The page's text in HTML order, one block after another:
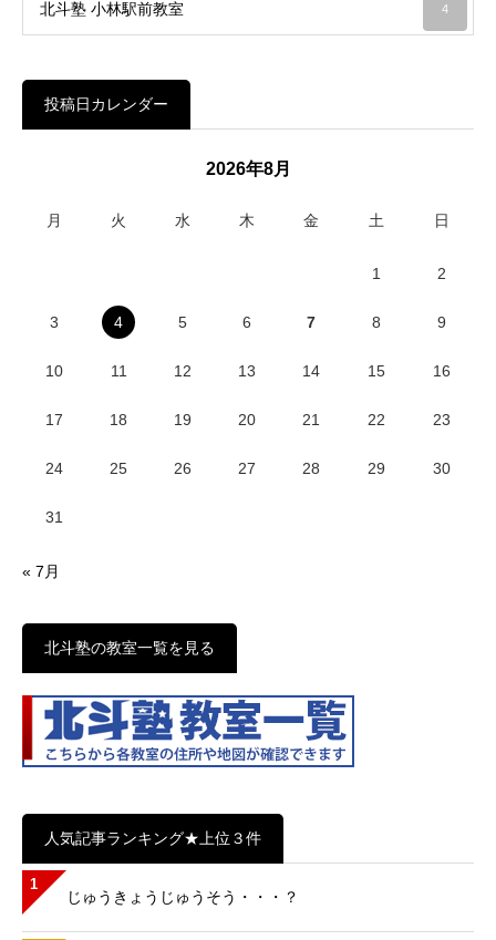
北斗塾 小林駅前教室 4
投稿日カレンダー
2026年8月
月 火 水 木 金 土 日
1 2
3 4 5 6 7 8 9
10 11 12 13 14 15 16
17 18 19 20 21 22 23
24 25 26 27 28 29 30
31
« 7月
北斗塾の教室一覧を見る
人気記事ランキング★上位３件
1
じゅうきょうじゅうそう・・・？